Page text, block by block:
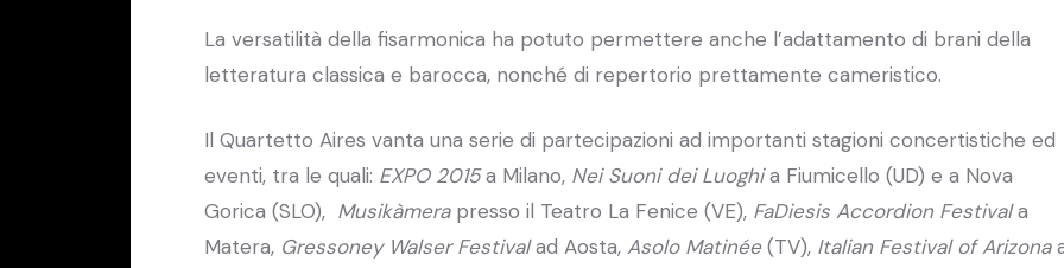
La versatilità della fisarmonica ha potuto permettere anche l’adattamento di brani della
letteratura classica e barocca, nonché di repertorio prettamente cameristico.
Il Quartetto Aires vanta una serie di partecipazioni ad importanti stagioni concertistiche ed
eventi, tra le quali: EXPO 2015a Milano, Nei Suoni dei Luoghia Fiumicello (UD) e a Nova
Gorica (SLO), Musikàmerapresso il Teatro La Fenice (VE), FaDiesis Accordion Festivala
Matera, Gressoney Walser Festivalad Aosta, Asolo Matinée(TV), Italian Festival of Arizona